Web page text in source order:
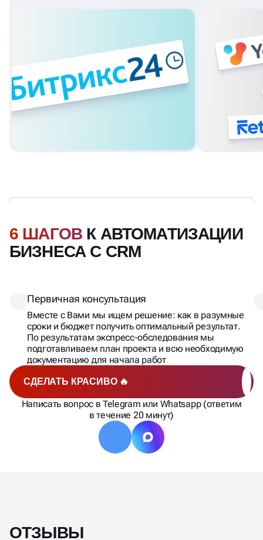
6 ШАГОВ К АВТОМАТИЗАЦИИ
БИЗНЕСА С CRM
СДЕЛАТЬ КРАСИВО 🔥
Написать вопрос в Telegram или Whatsapp (ответим
в течение 20 минут)
Первичная консультация
Вместе с Вами мы ищем решение: как в разумные
сроки и бюджет получить оптимальный результат.
По результатам экспресс-обследования мы
подготавливаем план проекта и всю необходимую
документацию для начала работ
ОТЗЫВЫ